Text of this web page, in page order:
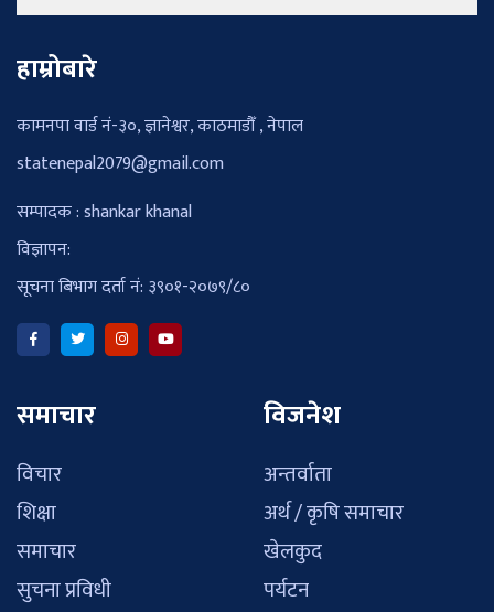
हाम्रोबारे
कामनपा वार्ड नं-३०, ज्ञानेश्वर, काठमाडौँ , नेपाल
statenepal2079@gmail.com
सम्पादक : shankar khanal
विज्ञापन:
सूचना बिभाग दर्ता नं: ३९०१-२०७९/८०
समाचार
विचार
शिक्षा
समाचार
सुचना प्रविधी
विजनेश
अन्तर्वाता
अर्थ / कृषि समाचार
खेलकुद
पर्यटन